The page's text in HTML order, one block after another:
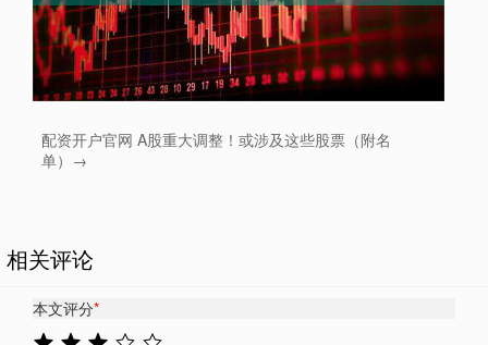
配资开户官网 A股重大调整！或涉及这些股票（附名
单）→
相关评论
本文评分*